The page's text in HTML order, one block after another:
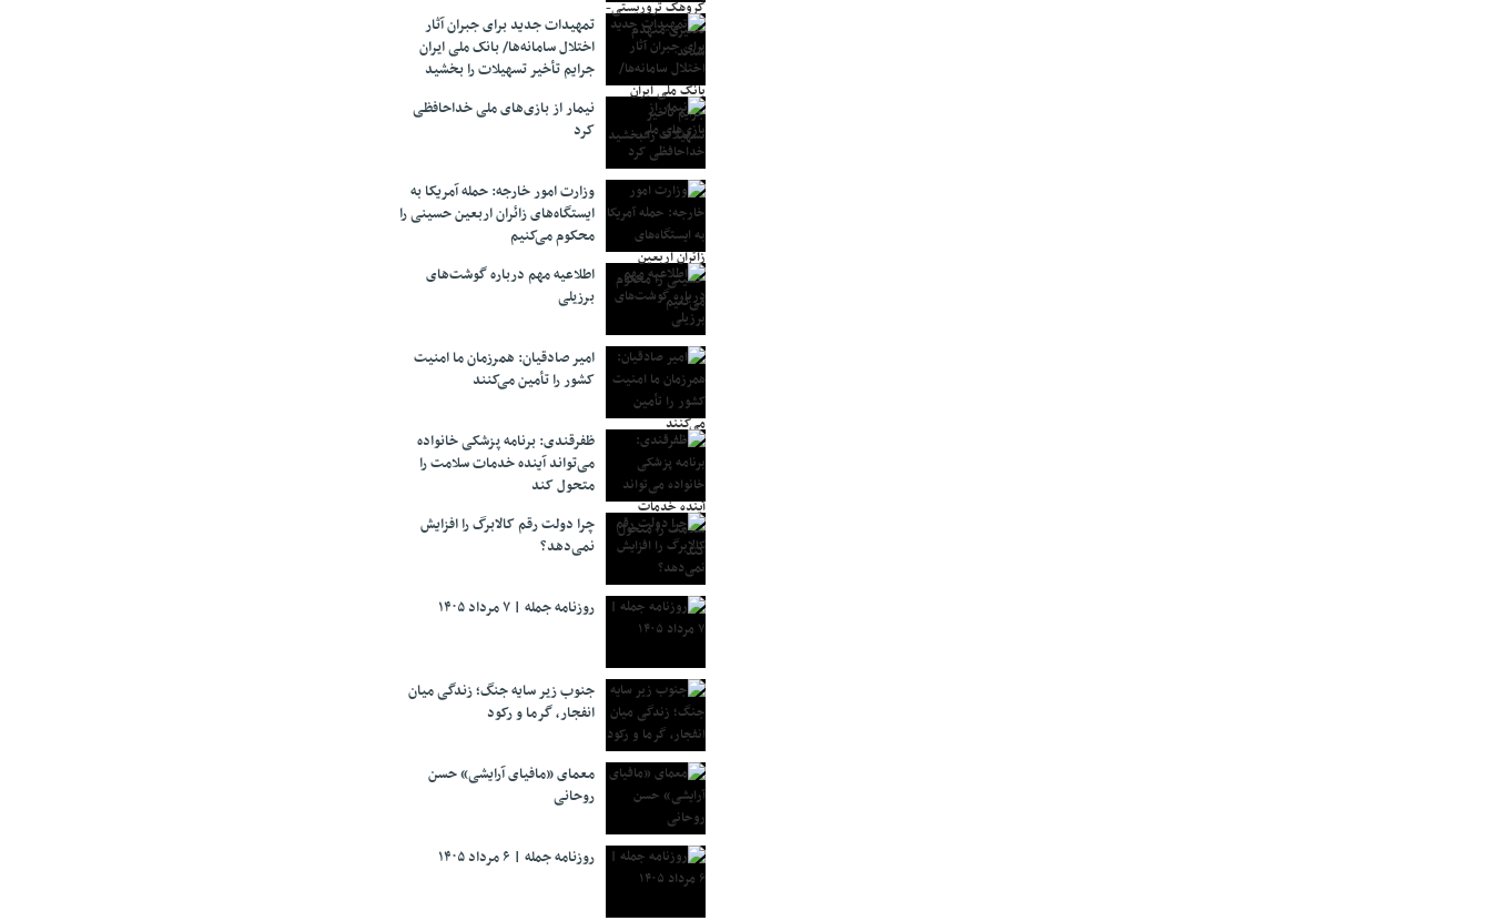
تمهیدات جدید برای جبران آثار
اختلال سامانه‌ها/ بانک ملی ایران
جرایم تأخیر تسهیلات را بخشید
نیمار از بازی‌های ملی خداحافظی
کرد
وزارت امور خارجه: حمله آمریکا به
ایستگاه‌های زائران اربعین حسینی را
محکوم می‌کنیم
اطلاعیه مهم درباره گوشت‌های
برزیلی
امیر صادقیان: همرزمان ما امنیت
کشور را تأمین می‌کنند
ظفرقندی: برنامه پزشکی خانواده
می‌تواند آینده خدمات سلامت را
متحول کند
چرا دولت رقم کالابرگ را افزایش
نمی‌دهد؟
روزنامه جمله | ۷ مرداد ۱۴۰۵
جنوب زیر سایه جنگ؛ زندگی میان
انفجار، گرما و رکود
معمای «مافیای آرایشی» حسن
روحانی
روزنامه جمله | ۶ مرداد ۱۴۰۵